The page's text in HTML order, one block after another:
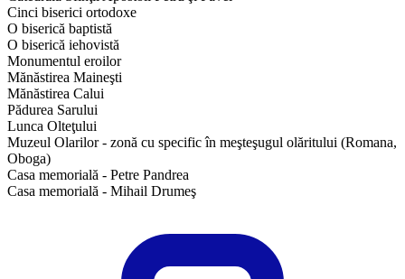
Cinci biserici ortodoxe
O biserică baptistă
O biserică iehovistă
Monumentul eroilor
Mănăstirea Maineşti
Mănăstirea Calui
Pădurea Sarului
Lunca Olteţului
Muzeul Olarilor - zonă cu specific în meşteşugul olăritului (Romana,
Oboga)
Casa memorială - Petre Pandrea
Casa memorială - Mihail Drumeş